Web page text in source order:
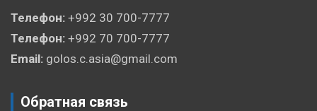
Телефон: +992 30 700-7777
Телефон: +992 70 700-7777
Email: golos.c.asia@gmail.com
Обратная связь